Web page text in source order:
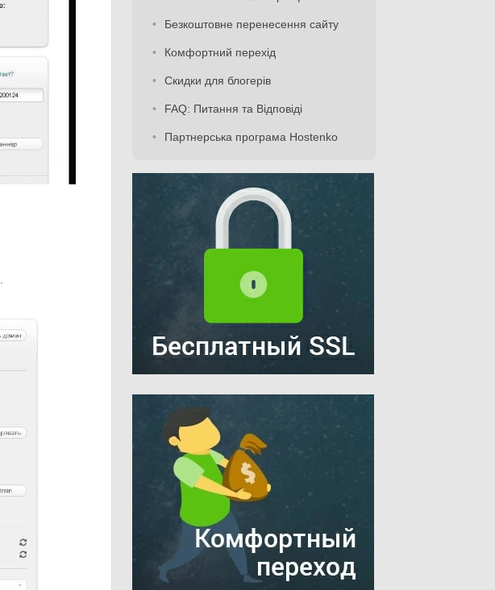
Безкоштовне перенесення сайту
Комфортний перехід
Скидки для блогерів
FAQ: Питання та Відповіді
Партнерська програма Hostenko